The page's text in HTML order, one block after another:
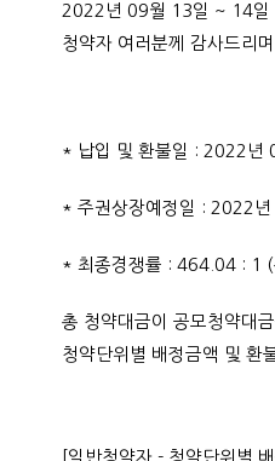
2022년 09월 13일 ~ 14일
청약자 여러분께 감사드리
* 납입 및 환불일 : 2022년
* 주권상장예정일 : 2022
* 최종경쟁률 : 464.04 : 1
총 청약대금이 공모청약대
청약단위별 배정금액 및 환
[일반청약자 - 청약단위별